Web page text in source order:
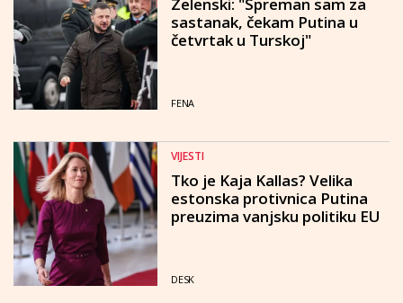
sastanak, čekam Putina u
četvrtak u Turskoj"
FENA
VIJESTI
Tko je Kaja Kallas? Velika
estonska protivnica Putina
preuzima vanjsku politiku EU
DESK